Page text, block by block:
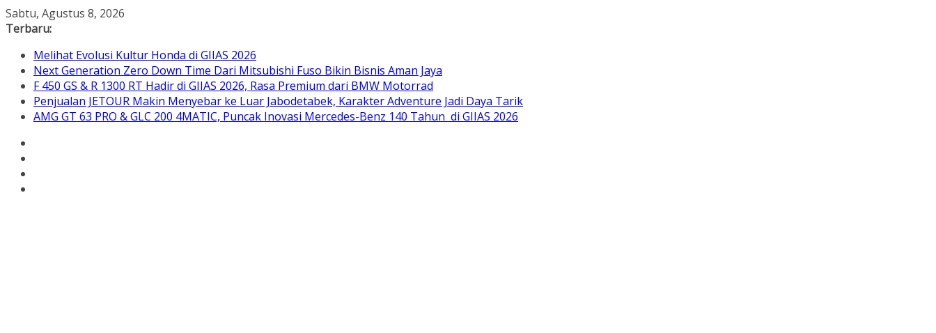
Skip
to
Sabtu, Agustus 8, 2026
Terbaru:
Melihat Evolusi Kultur Honda di GIIAS 2026
Next Generation Zero Down Time Dari Mitsubishi Fuso Bikin Bisnis Aman Jaya
F 450 GS & R 1300 RT Hadir di GIIAS 2026, Rasa Premium dari BMW Motorrad
Penjualan JETOUR Makin Menyebar ke Luar Jabodetabek, Karakter Adventure Jadi Daya Tarik
AMG GT 63 PRO & GLC 200 4MATIC, Puncak Inovasi Mercedes-Benz 140 Tahun di GIIAS 2026